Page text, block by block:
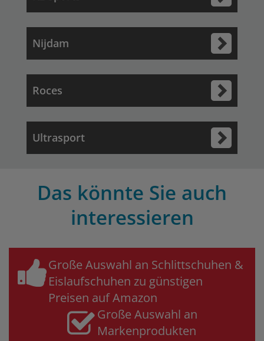
Nijdam
Roces
Ultrasport
Das könnte Sie auch
interessieren
Große Auswahl an Schlittschuhen &
Eislaufschuhen zu günstigen
Preisen auf Amazon
Große Auswahl an
Markenprodukten